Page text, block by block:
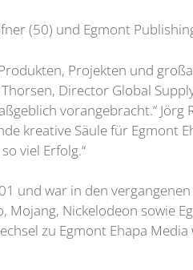
(50) und Egmont
Projekten und
Director Global
vorangebracht.“ Jörg
kreative Säule für Egmont
viel Erfolg.“
und war in den
Nickelodeon sowie
zu Egmont Ehapa